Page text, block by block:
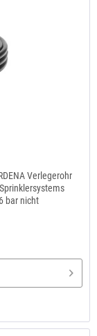
Verlegerohr
bar nicht